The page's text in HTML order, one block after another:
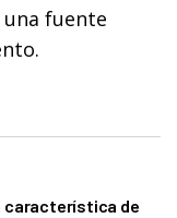
fuente
característica de